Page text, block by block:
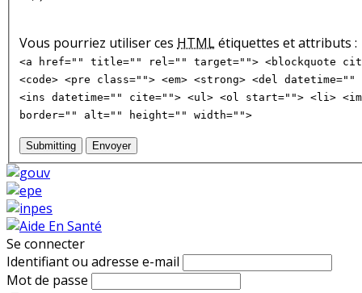
Vous pourriez utiliser ces HTMLétiquettes et attributs :
<a href="" title="" rel="" target=""> <blockquote
<code> <pre class=""> <em> <strong> <del
<ins datetime="" cite=""> <ul> <ol start=""> <li>
border="" alt="" height="" width="">
Submitting Envoyer
Se connecter
Identifiant ou adresse e-mail
Mot de passe